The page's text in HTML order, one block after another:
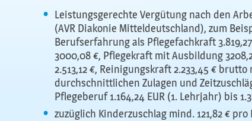
Leistungsgerechte Vergütung nach den
(AVR Diakonie Mitteldeutschland), zum
Berufserfahrung als Pflegefachkraft
3000,08 €, Pflegekraft mit Ausbildung
2.513,12 €, Reinigungskraft 2.233,45 €
durchschnittlichen Zulagen und
Pflegeberuf 1.164,24 EUR (1. Lehrjahr) bis
zuzüglich Kinderzuschlag mind. 121,82 € pro